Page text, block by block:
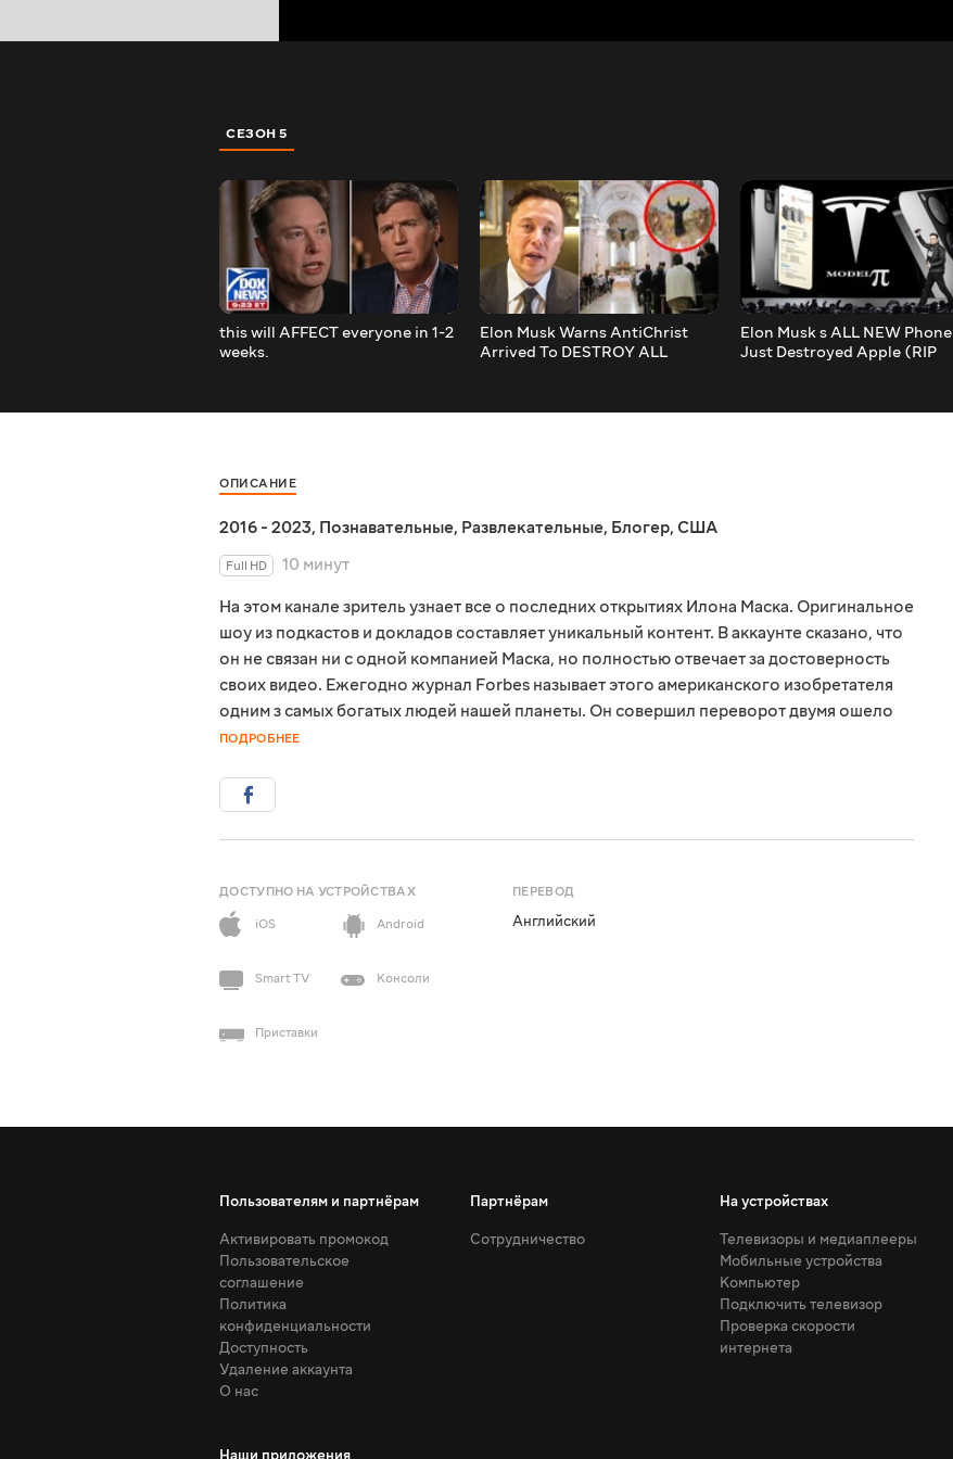
СЕЗОН 5
this will AFFECT everyone in 1-2
weeks.
Elon Musk Warns AntiChrist
Arrived To DESTROY ALL
Elon Musk s ALL NEW Phone
Just Destroyed Apple (RIP
ОПИСАНИЕ
2016 - 2023, Познавательные, Развлекательные, Блогер, США
Full HD
10 минут
На этом канале зритель узнает все о последних открытиях Илона Маска. Оригинальное
шоу из подкастов и докладов составляет уникальный контент. В аккаунте сказано, что
он не связан ни с одной компанией Маска, но полностью отвечает за достоверность
своих видео. Ежегодно журнал Forbes называет этого американского изобретателя
одним з самых богатых людей нашей планеты. Он совершил переворот двумя ошело
ПОДРОБНЕЕ
ДОСТУПНО НА УСТРОЙСТВАХ
iOS
Android
Smart TV Консоли
Приставки
ПЕРЕВОД
Английский
Пользователям и партнёрам
Активировать промокод
Пользовательское
соглашение
Политика
конфиденциальности
Доступность
Удаление аккаунта
О нас
Партнёрам
Сотрудничество
На устройствах
Телевизоры и медиаплееры
Мобильные устройства
Компьютер
Подключить телевизор
Проверка скорости
интернета